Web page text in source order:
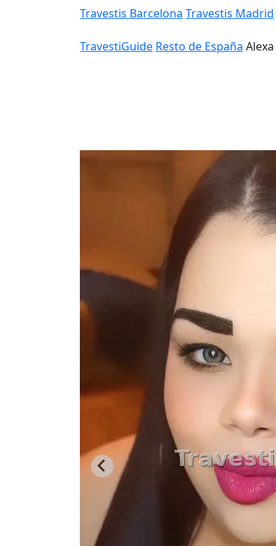
Travestis Barcelona Travestis Madrid
TravestiGuide Resto de España Alexa